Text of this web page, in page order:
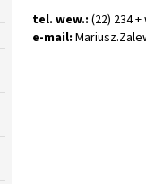
tel. wew.: (22) 234
e-mail: Mariusz.